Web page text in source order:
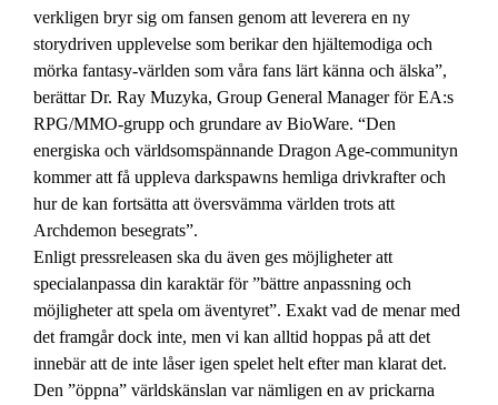
verkligen bryr sig om fansen genom att leverera en ny
storydriven upplevelse som berikar den hjältemodiga och
mörka fantasy-världen som våra fans lärt känna och älska”,
berättar Dr. Ray Muzyka, Group General Manager för EA:s
RPG/MMO-grupp och grundare av BioWare. “Den
energiska och världsomspännande Dragon Age-communityn
kommer att få uppleva darkspawns hemliga drivkrafter och
hur de kan fortsätta att översvämma världen trots att
Archdemon besegrats”.
Enligt pressreleasen ska du även ges möjligheter att
specialanpassa din karaktär för ”bättre anpassning och
möjligheter att spela om äventyret”. Exakt vad de menar med
det framgår dock inte, men vi kan alltid hoppas på att det
innebär att de inte låser igen spelet helt efter man klarat det.
Den ”öppna” världskänslan var nämligen en av prickarna